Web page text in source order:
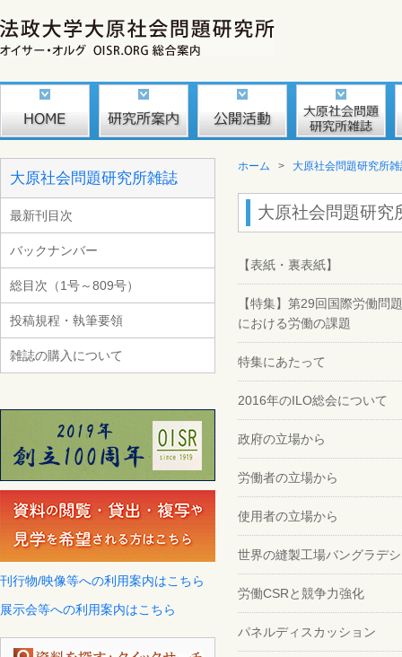
大原社会問題研究所雑誌
最新刊目次
バックナンバー
総目次（1号～809号）
投稿規程・執筆要領
雑誌の購入について
刊行物/映像等への利用案内はこちら
展示会等への利用案内はこちら
ホーム > 大原社会問題研究所
大原社会問題研究
【表紙・裏表紙】
【特集】第29回国際労働
における労働の課題
特集にあたって
2016年のILO総会について
政府の立場から
労働者の立場から
使用者の立場から
世界の縫製工場バングラデ
労働CSRと競争力強化
パネルディスカッション